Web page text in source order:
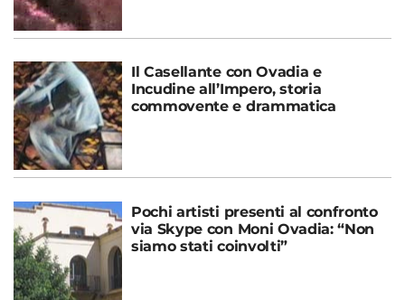
Il Casellante con Ovadia e
Incudine all’Impero, storia
commovente e drammatica
Pochi artisti presenti al confronto
via Skype con Moni Ovadia: “Non
siamo stati coinvolti”